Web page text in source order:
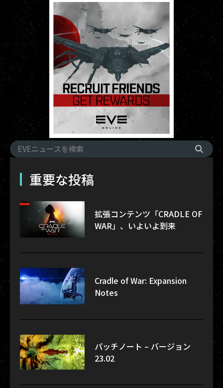
重要な投稿
拡張コンテンツ「CRADLE OF
WAR」、いよいよ到来
Cradle of War: Expansion
Notes
パッチノート – バージョン
23.02